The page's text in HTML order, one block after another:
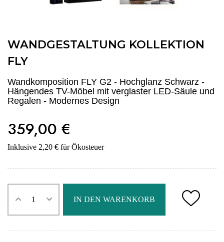
WANDGESTALTUNG KOLLEKTION
FLY
Wandkomposition FLY G2 - Hochglanz Schwarz -
Hängendes TV-Möbel mit verglaster LED-Säule und
Regalen - Modernes Design
359,00 €
Inklusive 2,20 € für Ökosteuer
IN DEN WARENKORB